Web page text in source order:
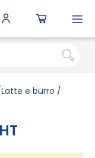
Latte e burro